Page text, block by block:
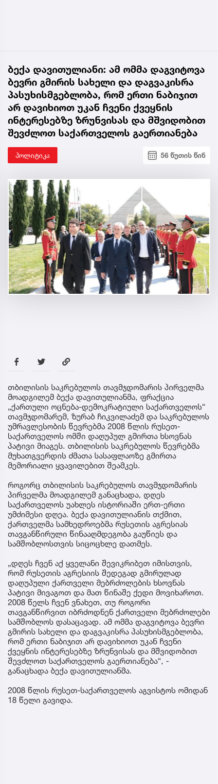
ბექა დავითულიანი: ამ ომმა დაგვიტოვა
ბევრი გმირის სახელი და დაგვაკისრა
პასუხისმგებლობა, რომ ერთი ნაბიჯით
არ დავიხიოთ უკან ჩვენი ქვეყნის
ინტერესებზე ზრუნვისას და მშვიდობით
შევძლოთ საქართველოს გაერთიანება
პოლიტიკა 56 წუთის წინ
თბილისის საკრებულოს თავმჯდომარის პირველმა
მოადგილემ ბექა დავითულიანმა, ფრაქცია
„ქართული ოცნება-დემოკრატიული საქართველოს“
თავმჯდომარემ, ზურაბ ჩიკვილაძემ და საკრებულოს
უმრავლესობის წევრებმა 2008 წლის რუსეთ-
საქართველოს ომში დაღუპულ გმირთა ხსოვნას
პატივი მიაგეს. თბილისის საკრებულოს წევრებმა
მუხათგვერდის ძმათა სასაფლაოზე გმირთა
მემორიალი ყვავილებით შეამკეს.
როგორც თბილისის საკრებულოს თავმჯდომარის
პირველმა მოადგილემ განაცხადა, დღეს
საქართველოს უახლეს ისტორიაში ერთ-ერთი
უმძიმესი დღეა. ბექა დავითულიანის თქმით,
ქართველმა სამხედროებმა რუსეთის აგრესიას
თავგანწირული წინააღმდეგობა გაუწიეს და
სამშობლოსთვის სიცოცხლე დათმეს.
„დღეს ჩვენ აქ ყველანი შევიკრიბეთ იმისთვის,
რომ რუსეთის აგრესიის შედეგად გმირულად
დაღუპული ქართველი მებრძოლების ხსოვნას
პატივი მივაგოთ და მათ წინაშე ქედი მოვიხაროთ.
2008 წელს ჩვენ ვნახეთ, თუ როგორი
თავგანწირვით იბრძოდნენ ქართველი მებრძოლები
სამშობლოს დასაცავად. ამ ომმა დაგვიტოვა ბევრი
გმირის სახელი და დაგვაკისრა პასუხისმგებლობა,
რომ ერთი ნაბიჯით არ დავიხიოთ უკან ჩვენი
ქვეყნის ინტერესებზე ზრუნვისას და მშვიდობით
შევძლოთ საქართველოს გაერთიანება“, -
განაცხადა ბექა დავითულიანმა.
2008 წლის რუსეთ-საქართველოს აგვისტოს ომიდან
18 წელი გავიდა.